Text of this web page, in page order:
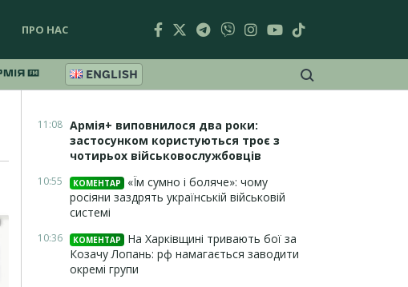
ПРО НАС
ENGLISH
11:08 Армія+ виповнилося два роки:
застосунком користуються троє з
чотирьох військовослужбовців
10:55 КОМЕНТАР
«Їм сумно і боляче»: чому
росіяни заздрять українській військовій
системі
10:36 КОМЕНТАР
На Харківщині тривають бої за
Козачу Лопань: рф намагається заводити
окремі групи